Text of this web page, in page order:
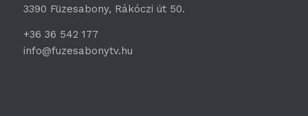
3390 Füzesabony, Rákóczi út 50.
+36 36 542 177
info@fuzesabonytv.hu